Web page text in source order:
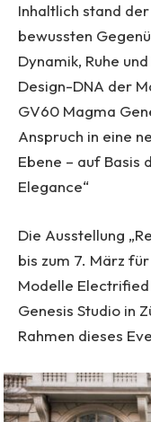
Inhaltlich stand
bewussten
Dynamik, Ruhe
Design-DNA der
GV60 Magma
Anspruch in eine
Ebene – auf Basis
Elegance“
Die Ausstellung
bis zum 7. März
Modelle
Genesis Studio in
Rahmen dieses